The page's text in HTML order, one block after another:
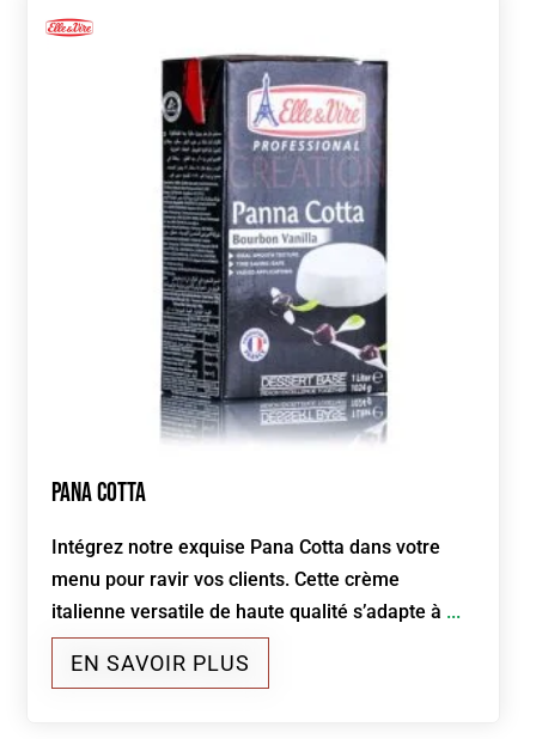
Pana Cotta
Intégrez notre exquise Pana Cotta dans votre
menu pour ravir vos clients. Cette crème
italienne versatile de haute qualité s’adapte à ...
EN SAVOIR PLUS